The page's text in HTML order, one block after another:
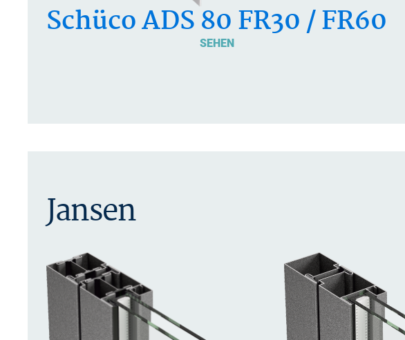
Schüco ADS 80 FR30 / FR60
SEHEN
Jansen